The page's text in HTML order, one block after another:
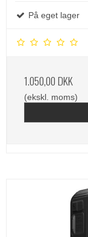
På eget lager
1.050,00 DKK
(ekskl. moms)